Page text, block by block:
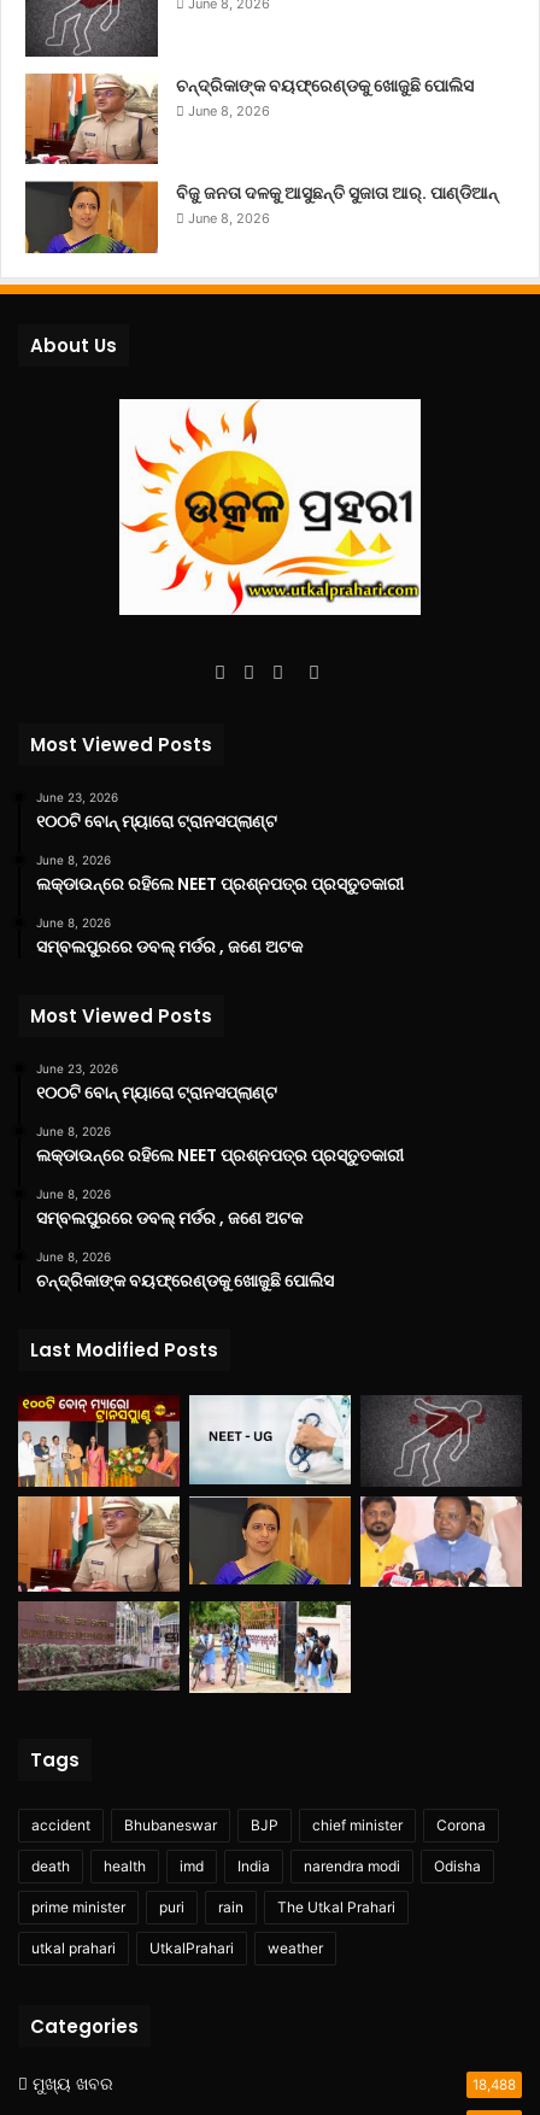
ଚନ୍ଦ୍ରିକାଙ୍କ ବୟଫ୍ରେଣ୍ଡକୁ ଖୋଜୁଛି ପୋଲିସ
June 8, 2026
ବିଜୁ ଜନତା ଦଳକୁ ଆସୁଛନ୍ତି ସୁଜାତା ଆର୍‌. ପାଣ୍ଡିଆନ୍
June 8, 2026
About Us
Facebook
TwitterYouTube
Instagram
Most Viewed Posts
June 23, 2026
୧୦୦ଟି ବୋନ୍ ମ୍ୟାରୋ ଟ୍ରାନସପ୍ଲାଣ୍ଟ
June 8, 2026
ଲକ୍‌ଡାଉନ୍‌ରେ ରହିଲେ NEET ପ୍ରଶ୍ନପତ୍ର ପ୍ରସ୍ତୁତକାରୀ
June 8, 2026
ସମ୍ବଲପୁରରେ ଡବଲ୍ ମର୍ଡର , ଜଣେ ଅଟକ
Most Viewed Posts
June 23, 2026
୧୦୦ଟି ବୋନ୍ ମ୍ୟାରୋ ଟ୍ରାନସପ୍ଲାଣ୍ଟ
June 8, 2026
ଲକ୍‌ଡାଉନ୍‌ରେ ରହିଲେ NEET ପ୍ରଶ୍ନପତ୍ର ପ୍ରସ୍ତୁତକାରୀ
June 8, 2026
ସମ୍ବଲପୁରରେ ଡବଲ୍ ମର୍ଡର , ଜଣେ ଅଟକ
June 8, 2026
ଚନ୍ଦ୍ରିକାଙ୍କ ବୟଫ୍ରେଣ୍ଡକୁ ଖୋଜୁଛି ପୋଲିସ
Last Modified Posts
Tags
accident Bhubaneswar BJP chief minister Corona
death health imd India narendra modi Odisha
prime minister puri rain The Utkal Prahari
utkal prahari UtkalPrahari weather
Categories
ମୁଖ୍ୟ ଖବର 18,488